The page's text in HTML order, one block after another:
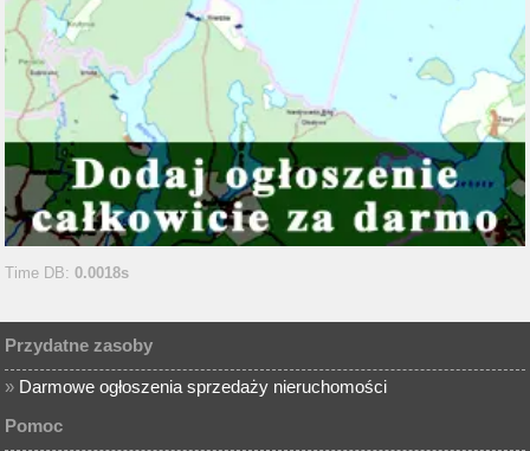
Time DB:0.0018s
Przydatne zasoby
» Darmowe ogłoszenia sprzedaży nieruchomości
Pomoc